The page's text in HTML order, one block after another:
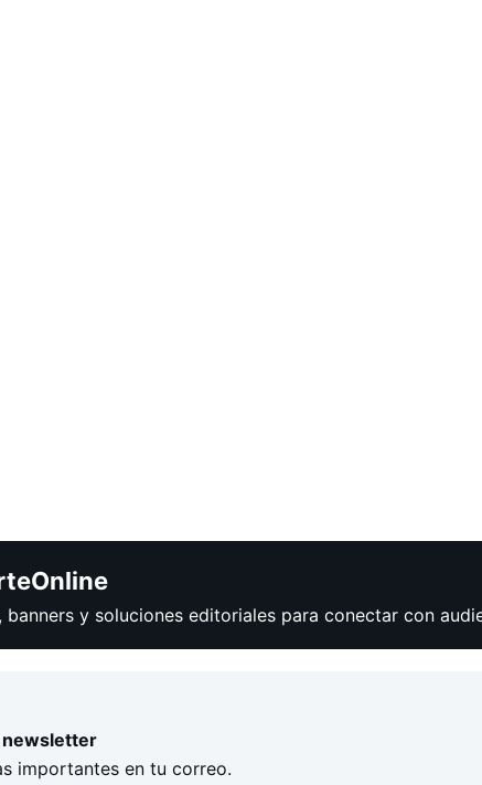
banners y soluciones editoriales para conectar con
newsletter
importantes en tu correo.